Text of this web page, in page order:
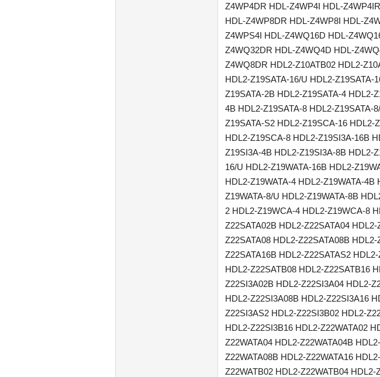
Z4WP4DR HDL-Z4WP4I HDL-
HDL-Z4WP8DR HDL-Z4WP8I HDL-
Z4WPS4I HDL-Z4WQ16D HDL-
Z4WQ32DR HDL-Z4WQ4D HDL-
Z4WQ8DR HDL2-Z10ATB02 HDL2-
HDL2-Z19SATA-16/U HDL2-Z19SATA-
Z19SATA-2B HDL2-Z19SATA-4 HDL2-
4B HDL2-Z19SATA-8 HDL2-Z19SATA-
Z19SATA-S2 HDL2-Z19SCA-16 HDL2-
HDL2-Z19SCA-8 HDL2-Z19SI3A-16B
Z19SI3A-4B HDL2-Z19SI3A-8B HDL2-
16/U HDL2-Z19WATA-16B HDL2-
HDL2-Z19WATA-4 HDL2-Z19WATA-4B
Z19WATA-8/U HDL2-Z19WATA-8B
2 HDL2-Z19WCA-4 HDL2-Z19WCA-8
Z22SATA02B HDL2-Z22SATA04
Z22SATA08 HDL2-Z22SATA08B
Z22SATA16B HDL2-Z22SATAS2
HDL2-Z22SATB08 HDL2-Z22SATB16
Z22SI3A02B HDL2-Z22SI3A04 HDL2-
HDL2-Z22SI3A08B HDL2-Z22SI3A16
Z22SI3AS2 HDL2-Z22SI3B02 HDL2-
HDL2-Z22SI3B16 HDL2-Z22WATA02
Z22WATA04 HDL2-Z22WATA04B
Z22WATA08B HDL2-Z22WATA16
Z22WATB02 HDL2-Z22WATB04